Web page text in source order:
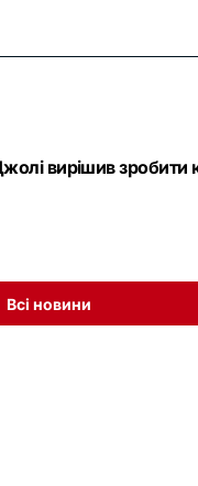
вирішив зробити
Всі новини